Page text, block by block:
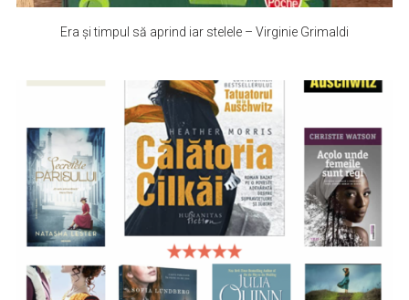
Era și timpul să aprind iar stelele – Virginie Grimaldi